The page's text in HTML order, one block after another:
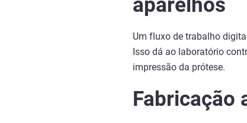
aparelhos
Um fluxo de trabalho
Isso dá ao laboratório
impressão da prótese.
Fabricação